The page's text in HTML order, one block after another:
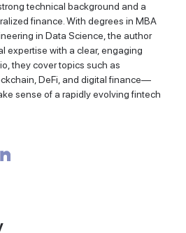
technical background and a
finance. With degrees in MBA
in Data Science, the author
expertise with a clear, engaging
they cover topics such as
DeFi, and digital finance—
sense of a rapidly evolving fintech